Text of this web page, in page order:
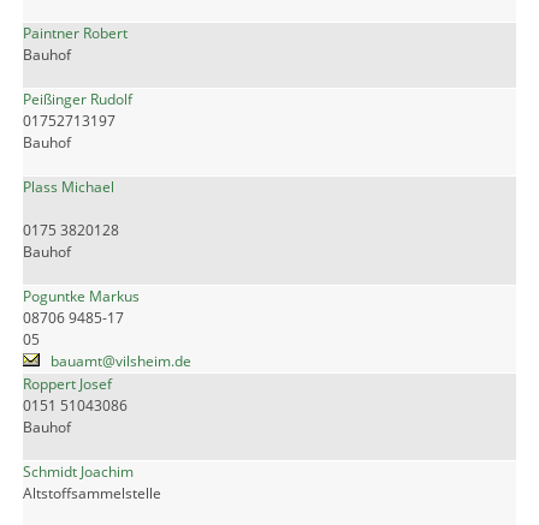
Paintner Robert
Bauhof
Peißinger Rudolf
01752713197
Bauhof
Plass Michael
0175 3820128
Bauhof
Poguntke Markus
08706 9485-17
05
bauamt@vilsheim.de
Roppert Josef
0151 51043086
Bauhof
Schmidt Joachim
Altstoffsammelstelle